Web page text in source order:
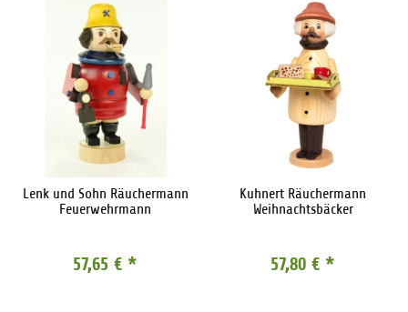
Lenk und Sohn Räuchermann
Feuerwehrmann
57,65 € *
Kuhnert Räuchermann
Weihnachtsbäcker
57,80 € *